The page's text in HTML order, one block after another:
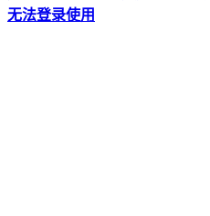
无法登录使用